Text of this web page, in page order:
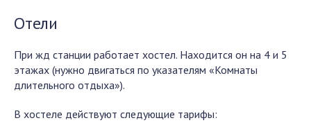
Отели
При жд станции работает хостел. Находится он на 4 и 5
этажах (нужно двигаться по указателям «Комнаты
длительного отдыха»).
В хостеле действуют следующие тарифы: